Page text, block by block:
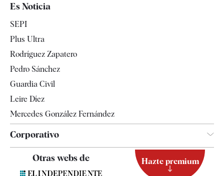
Televisión
Es Noticia
SEPI
Plus Ultra
Rodríguez Zapatero
Pedro Sánchez
Guardia Civil
Leire Díez
Mercedes González Fernández
Corporativo
Otras webs de Hazte premium